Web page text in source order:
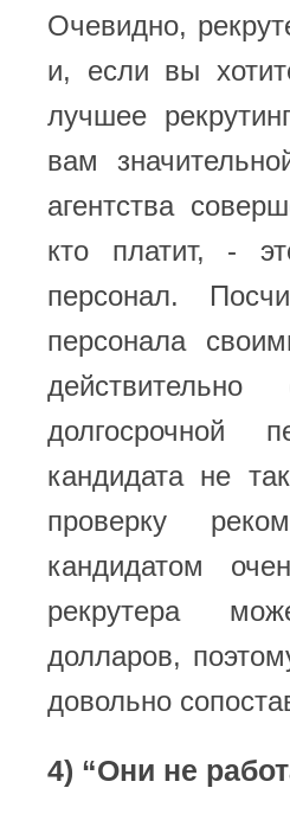
Очевидно,
и, если вы
лучшее
вам
агентства
кто платит, -
персонал.
персонала
долгосрочной
кандидата не
проверку
кандидатом
рекрутера
долларов,
довольно
4) “Они не